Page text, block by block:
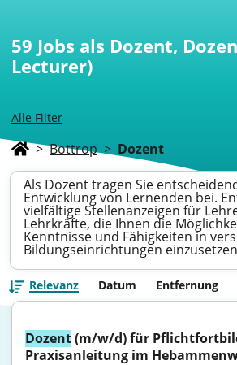
Alle Filter
59 Jobs als Dozent,
Lecturer)
> Bottrop > Dozent
Als Dozent tragen Sie
Entwicklung von Lernenden bei.
vielfältige Stellenanzeigen für
Lehrkräfte, die Ihnen die
Kenntnisse und Fähigkeiten in
Bildungseinrichtungen
Relevanz Datum Entfernung
Dozent (m/w/d) für
Praxisanleitung im